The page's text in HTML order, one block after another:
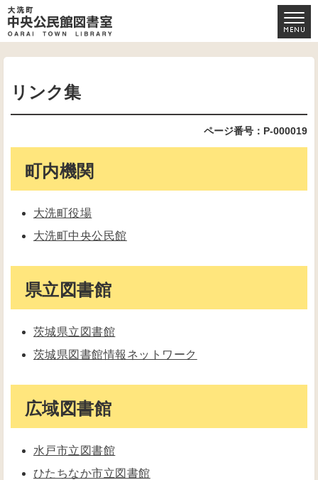
リンク集
ページ番号：P-000019
町内機関
大洗町役場
大洗町中央公民館
県立図書館
茨城県立図書館
茨城県図書館情報ネットワーク
広域図書館
水戸市立図書館
ひたちなか市立図書館